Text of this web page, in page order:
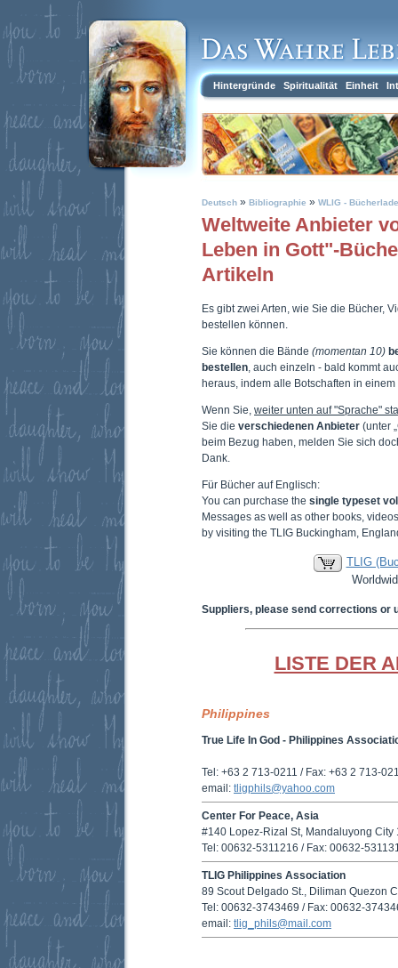
Hintergründe Spiritualität Einheit
Deutsch » Bibliographie » WLIG -
Weltweite Anbieter
Leben in Gott"-
Artikeln
Es gibt zwei Arten, wie Sie die Bücher,
bestellen können.
Sie können die Bände (momentan 10)
bestellen , auch einzeln - bald kommt
heraus, indem alle Botschaften in
Wenn Sie, weiter unten auf "Sprache"
Sie die verschiedenen Anbieter (unter
beim Bezug haben, melden Sie sich
Dank.
Für Bücher auf Englisch:
You can purchase the single typeset
Messages as well as other books,
by visiting the TLIG Buckingham,
TLIG
Suppliers, please send corrections or
LISTE DER
Philippines
True Life In God - Philippines
Tel: +63 2 713-0211 / Fax: +63 2 713-
email: tligphils@yahoo.com
Center For Peace, Asia
#140 Lopez-Rizal St, Mandaluyong City
Tel: 00632-5311216 / Fax: 00632-
TLIG Philippines Association
89 Scout Delgado St., Diliman Quezon
Tel: 00632-3743469 / Fax: 00632-
email: tlig_phils@mail.com